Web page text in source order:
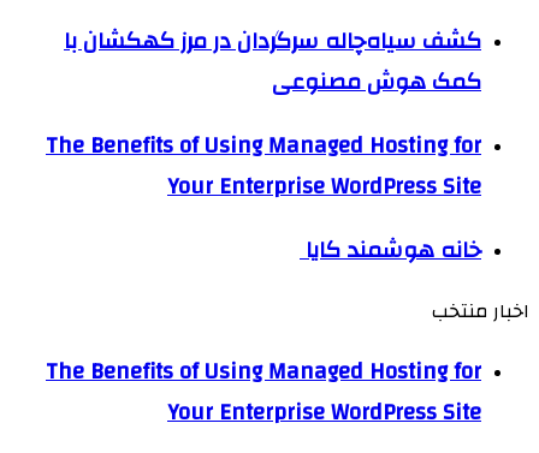
کشف سیاه‌چاله سرگردان در مرز کهکشان با
کمک هوش مصنوعی
The Benefits of Using Managed Hosting for
Your Enterprise WordPress Site
خانه هوشمند کایا
اخبار منتخب
The Benefits of Using Managed Hosting for
Your Enterprise WordPress Site